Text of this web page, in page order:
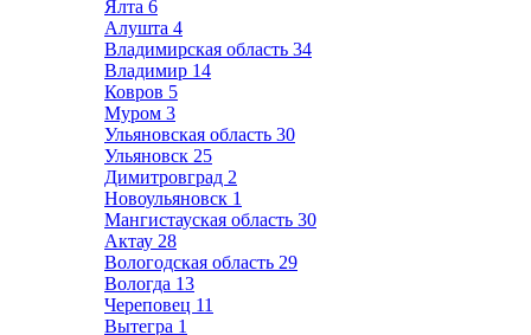
Ялта 6
Алушта 4
Владимирская область 34
Владимир 14
Ковров 5
Муром 3
Ульяновская область 30
Ульяновск 25
Димитровград 2
Новоульяновск 1
Мангистауская область 30
Актау 28
Вологодская область 29
Вологда 13
Череповец 11
Вытегра 1